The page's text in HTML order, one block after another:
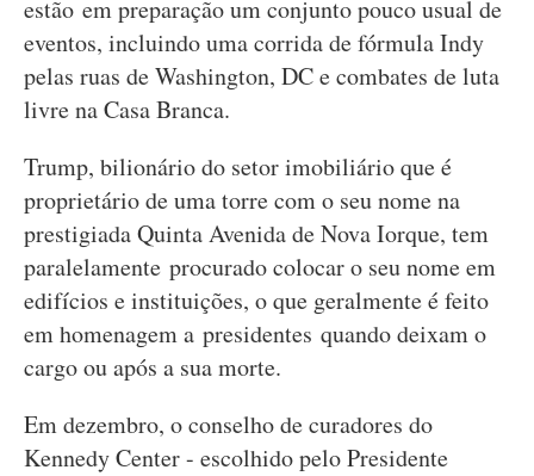
estão em preparação um conjunto pouco usual de
eventos, incluindo uma corrida de fórmula Indy
pelas ruas de Washington, DC e combates de luta
livre na Casa Branca.
Trump, bilionário do setor imobiliário que é
proprietário de uma torre com o seu nome na
prestigiada Quinta Avenida de Nova Iorque, tem
paralelamente procurado colocar o seu nome em
edifícios e instituições, o que geralmente é feito
em homenagem a presidentes quando deixam o
cargo ou após a sua morte.
Em dezembro, o conselho de curadores do
Kennedy Center - escolhido pelo Presidente